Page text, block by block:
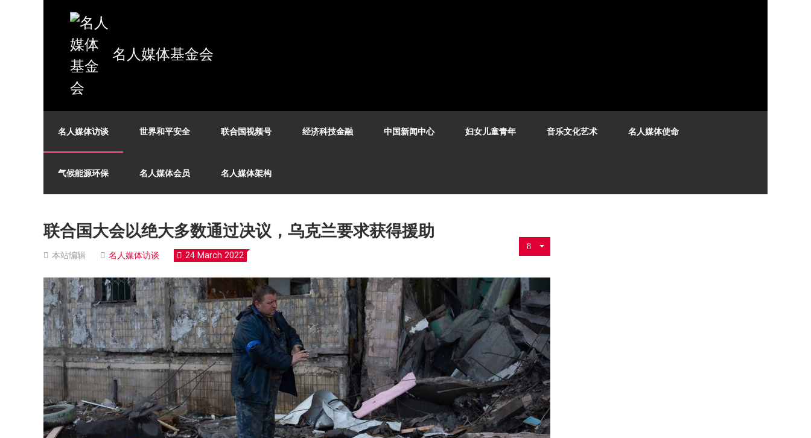
名人媒体基金会
名人媒体访谈 世界和平安全 联合国视频号 经济科技金融 中国新闻中心 妇女儿童青年 音乐文化艺术 名人媒体使命
气候能源环保 名人媒体会员 名人媒体架构
联合国大会以绝大多数通过决议，乌克兰要求获得援助
本站编辑 名人媒体访谈 24 March 2022